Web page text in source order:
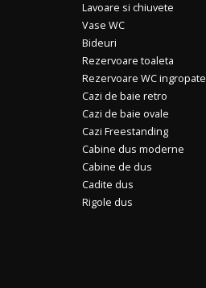
Lavoare si chiuvete
Vase WC
Bideuri
Rezervoare toaleta
Rezervoare WC ingropate
Cazi de baie retro
Cazi de baie ovale
Cazi Freestanding
Cabine dus moderne
Cabine de dus
Cadite dus
Rigole dus